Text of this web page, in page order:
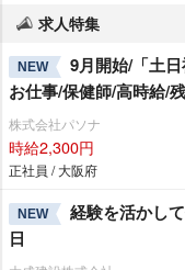
求人特集
NEW
9月開始/「土
お仕事/保健師/高時給/
株式会社パソナ
時給2,300円
正社員 / 大阪府
NEW
経験を活かし
日